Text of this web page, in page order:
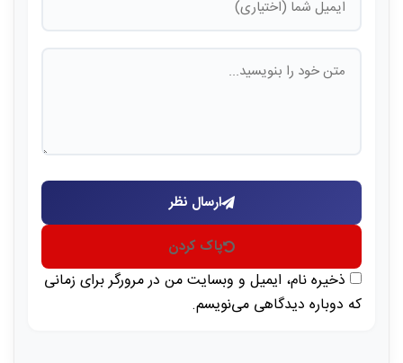
ارسال نظر
پاک کردن
ذخیره نام، ایمیل و وبسایت من در مرورگر برای زمانی
که دوباره دیدگاهی می‌نویسم.